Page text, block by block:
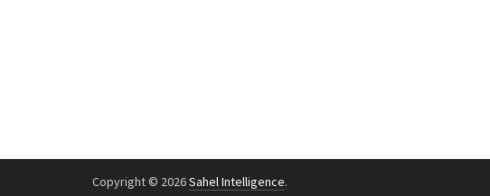
Copyright © 2026Sahel Intelligence.